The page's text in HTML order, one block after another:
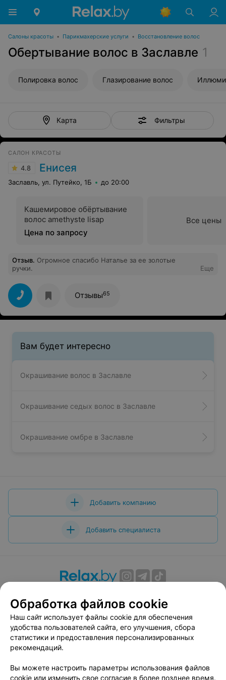
Салоны красоты • Парикмахерские услуги • Восстановление волос
Обертывание волос в Заславле 1
Полировка волос Глазирование волос
Карта Фильтры
САЛОН КРАСОТЫ
4.8 Енисея
Заславль, ул. Путейко, 1Б до 20:00
Кашемировое обёртывание
волос amethyste lisap
Цена по запросу
Все цены
Отзыв. Огромное спасибо Наталье за ее золотые
ручки.
Еще
Отзывы65
Вам будет интересно
Окрашивание волос в Заславле
Окрашивание седых волос в Заславле
Окрашивание омбре в Заславле
Добавить компанию
Добавить специалиста
Вакансии
Публичный договор
Способы оплаты
Публичный договор по использованию сервиса
«Афиша»
Пользовательское соглашение
Связаться по вопросам сотрудничества
Обработка файлов cookie
Наш сайт использует файлы cookie для обеспечения
удобства пользователей сайта, его улучшения, сбора
статистики и предоставления персонализированных
рекомендаций.
Вы можете настроить параметры использования файлов
cookie или изменить свое согласие в более позднее время.